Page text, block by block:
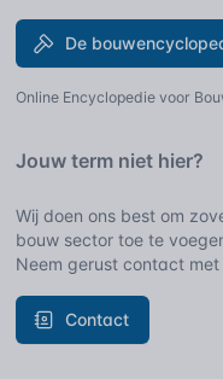
De
Online Encyclopedie voor
Jouw term niet hier?
Wij doen ons best om
bouw sector toe te
Neem gerust contact met
Contact